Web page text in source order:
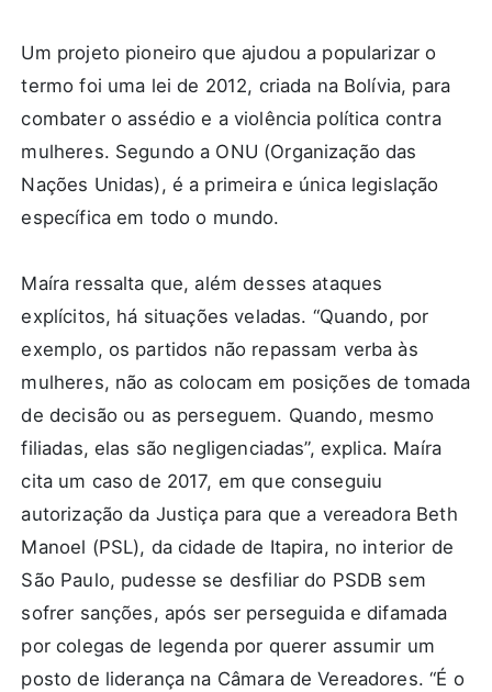
Um projeto pioneiro que ajudou a popularizar o
termo foi uma lei de 2012, criada na Bolívia, para
combater o assédio e a violência política contra
mulheres. Segundo a ONU (Organização das
Nações Unidas), é a primeira e única legislação
específica em todo o mundo.
Maíra ressalta que, além desses ataques
explícitos, há situações veladas. “Quando, por
exemplo, os partidos não repassam verba às
mulheres, não as colocam em posições de tomada
de decisão ou as perseguem. Quando, mesmo
filiadas, elas são negligenciadas”, explica. Maíra
cita um caso de 2017, em que conseguiu
autorização da Justiça para que a vereadora Beth
Manoel (PSL), da cidade de Itapira, no interior de
São Paulo, pudesse se desfiliar do PSDB sem
sofrer sanções, após ser perseguida e difamada
por colegas de legenda por querer assumir um
posto de liderança na Câmara de Vereadores. “É o